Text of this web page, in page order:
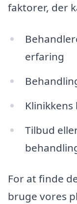
faktorer, der
erfaring
Tilbud
For at finde
bruge vores